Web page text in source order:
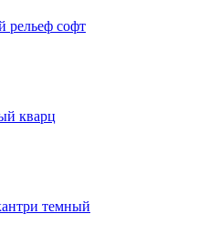
рельеф софт
кварц
темный